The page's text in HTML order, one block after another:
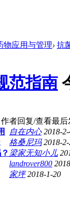
物应用与管理› 抗
范指南
作者回复/查看最后
自在内心 2018-
格桑尼玛 2018-
梁家无知小儿
landrover800
家坪 2018-1-20